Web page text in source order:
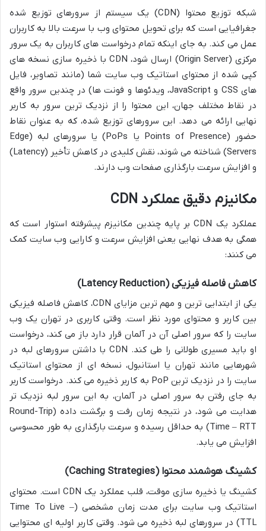
شبکه توزیع محتوا (CDN) یک سیستم از سرورهای توزیع شده
جغرافیایی است که برای تحویل محتوای وب با سرعت بالا به کاربران
عمل می کند. به جای اینکه تمام درخواست های کاربران به یک سرور
مرکزی (Origin Server) ارسال شود، CDN با ذخیره سازی نسخه های
کپی شده از محتوای استاتیک وب سایت شما (مانند تصاویر، فایل
های CSS و JavaScript، ویدئوها و فونت ها) در چندین سرور واقع
در نقاط مختلف جهان، این محتوا را از نزدیک ترین سرور به کاربر
نهایی ارائه می دهد. این سرورهای توزیع شده، که به عنوان نقاط
حضور (Points of Presence یا PoPs) یا سرورهای لبه (Edge
Servers) شناخته می شوند، نقش کلیدی در کاهش تأخیر (Latency)
و افزایش سرعت بارگذاری صفحات وب دارند.
مکانیزم دقیق عملکرد CDN
عملکرد یک CDN بر پایه چندین مکانیزم پیشرفته استوار است که
همگی به هدف نهایی یعنی افزایش سرعت و کارایی وب سایت کمک
می کنند:
کاهش فاصله فیزیکی (Latency Reduction)
یکی از ابتدایی ترین و مهم ترین مزایای CDN، کاهش فاصله فیزیکی
بین کاربر و محتوای مورد نظر است. وقتی کاربری در تهران یک وب
سایت را که سرور اصلی آن در آلمان قرار دارد باز می کند، درخواست
او باید مسیری طولانی را طی کند. CDN با داشتن سرورهای لبه در
شهرهایی مانند تهران یا استانبول، نسخه ای از محتوای استاتیک
سایت را در نزدیک ترین PoP به کاربر ذخیره می کند. درخواست کاربر
به جای رفتن به سرور اصلی در آلمان، به این سرور لبه نزدیک تر
هدایت می شود، در نتیجه زمان رفت و برگشت داده (Round-Trip
Time – RTT) به حداقل رسیده و سرعت بارگذاری به طور محسوسی
افزایش می یابد.
کشینگ هوشمند محتوا (Caching Strategies)
کشینگ یا ذخیره سازی موقت، قلب عملکرد یک CDN است. محتوای
استاتیک وب سایت برای مدت زمان مشخصی (Time To Live –
TTL) در سرورهای لبه ذخیره می شود. وقتی کاربر اولیه ای محتوایی